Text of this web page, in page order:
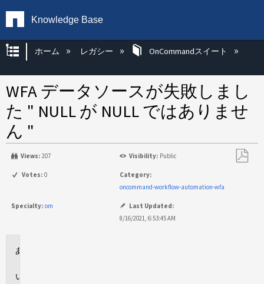
Knowledge Base
グローバル階層を展開/折りたたむ
ホーム レガシー OnCommandスイート
WFA データソースが失敗しまし
た " NULL が NULL ではありませ
ん "
Views: 207 Visibility: Public
Votes: 0
Category:
oncommand-workflow-automation-wfa
Specialty: om
Last Updated:
8/16/2021, 6:53:45 AM